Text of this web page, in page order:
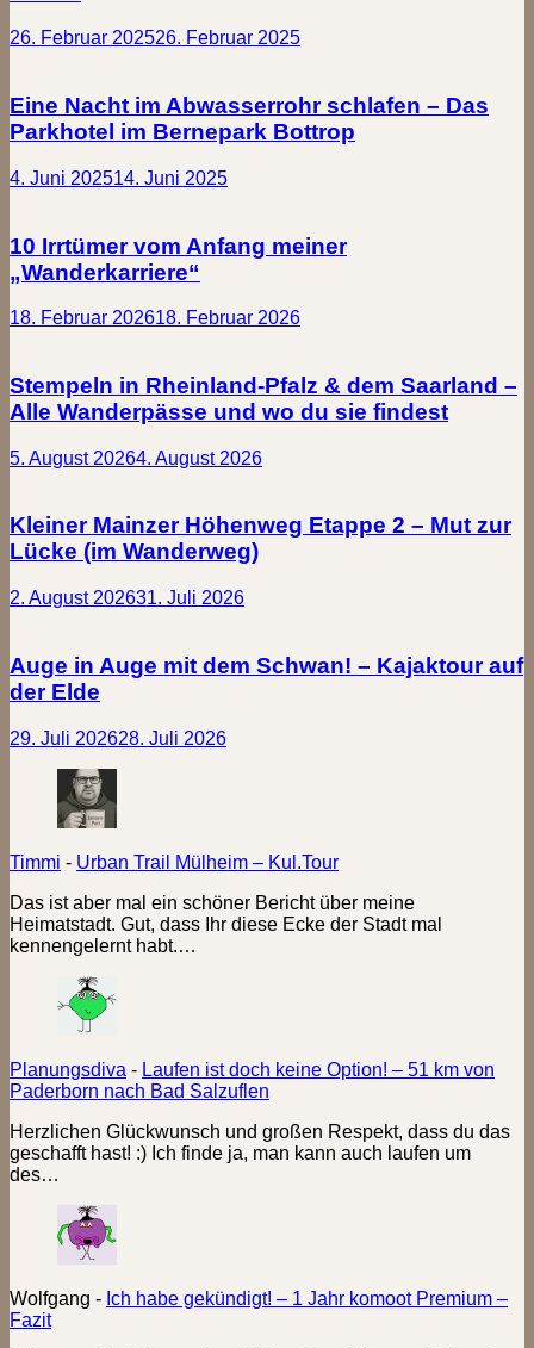
26. Februar 202526. Februar 2025
Eine Nacht im Abwasserrohr schlafen – Das
Parkhotel im Bernepark Bottrop
4. Juni 202514. Juni 2025
10 Irrtümer vom Anfang meiner
„Wanderkarriere“
18. Februar 202618. Februar 2026
Stempeln in Rheinland-Pfalz & dem Saarland –
Alle Wanderpässe und wo du sie findest
5. August 20264. August 2026
Kleiner Mainzer Höhenweg Etappe 2 – Mut zur
Lücke (im Wanderweg)
2. August 202631. Juli 2026
Auge in Auge mit dem Schwan! – Kajaktour auf
der Elde
29. Juli 202628. Juli 2026
Timmi - Urban Trail Mülheim – Kul.Tour
Das ist aber mal ein schöner Bericht über meine
Heimatstadt. Gut, dass Ihr diese Ecke der Stadt mal
kennengelernt habt.…
Planungsdiva - Laufen ist doch keine Option! – 51 km von
Paderborn nach Bad Salzuflen
Herzlichen Glückwunsch und großen Respekt, dass du das
geschafft hast! :) Ich finde ja, man kann auch laufen um
des…
Wolfgang - Ich habe gekündigt! – 1 Jahr komoot Premium –
Fazit